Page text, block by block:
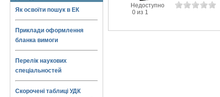
Як освоїти пошук в ЕК
Приклади оформлення
бланка вимоги
Перелік наукових
спеціальностей
Скорочені таблиці УДК
Недоступно
0 из 1